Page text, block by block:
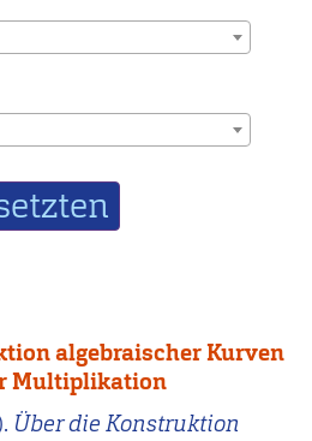
algebraischer Kurven
Multiplikation
Über die Konstruktion